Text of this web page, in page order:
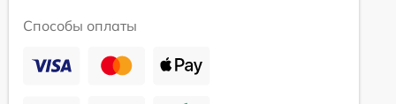
Способы оплаты